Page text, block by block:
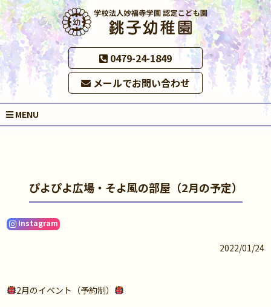
0479-24-1849
メールでお問い合わせ
MENU
ぴよぴよ広場・そよ風の部屋（2月の予定）
Instagram
2022/01/24
2月のイベント（予約制）